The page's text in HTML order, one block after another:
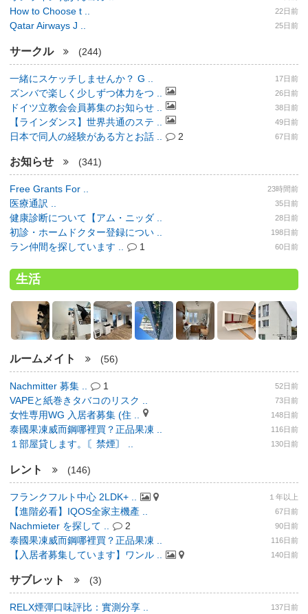
How to Choose t .. 22日前
Qatar Airways J .. 25日前
サークル (244)
一緒にスケッチしませんか？ G .. 17日前
ズンバで楽しく少しずつ体力をつ .. 26日前
ドイツ立教会会員募集のお知らせ .. 38日前
【ラインダンス】世界共通のステ .. 49日前
日本で同人の経験がある方とお話 .. 2 67日前
お知らせ (341)
Free Grants For .. 23時間前
医療通訳 .. 35日前
健康診断について【アム・ニッダ .. 28日前
初診・ホームドクター登録につい .. 198日前
ラン仲間を探しています .. 1 60日前
生活
ルームメイト (56)
Nachmitter 募集 .. 1 52日前
VAPEと紙巻きタバコのリスク .. 73日前
女性専用WG 入居者募集 (住 .. 148日前
泰國果凍威而鋼哪裡買？正品果凍 .. 116日前
１部屋貸します。〘禁煙〙 .. 130日前
レント (146)
フランクフルト中心 2LDK+ .. １年以上
【進階必看】IQOS全家主機產 .. 67日前
Nachmieter を探して .. 2 90日前
泰國果凍威而鋼哪裡買？正品果凍 .. 116日前
【入居者募集しています】ワンル .. 140日前
サブレット (3)
RELX煙彈口味評比：實測分享 .. 137日前